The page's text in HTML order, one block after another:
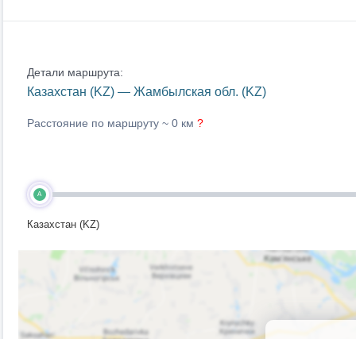
Детали маршрута:
Казахстан (KZ) — Жамбылская обл. (KZ)
Расстояние по маршруту ~ 0 км ?
A
Казахстан (KZ)